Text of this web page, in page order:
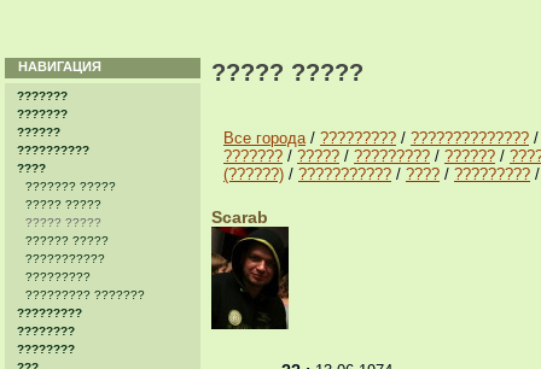
НАВИГАЦИЯ
???????
???????
??????
??????????
????
??????? ?????
????? ?????
????? ?????
?????? ?????
???????????
?????????
????????? ???????
?????????
????????
????????
????? ?????
Все города/ ????????? / ??????????????
??????? / ????? / ????????? / ?????? /
(??????) / ??????????? / ???? / ?????????
Scarab